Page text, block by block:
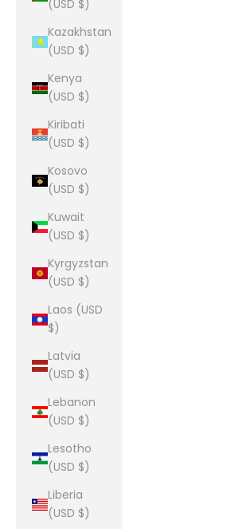
(USD $)
Kazakhstan
(USD $)
Kenya
(USD $)
Kiribati
(USD $)
Kosovo
(USD $)
Kuwait
(USD $)
Kyrgyzstan
(USD $)
Laos (USD
$)
Latvia
(USD $)
Lebanon
(USD $)
Lesotho
(USD $)
Liberia
(USD $)